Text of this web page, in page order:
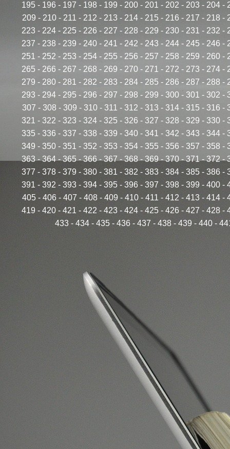
195 - 196 - 197 - 198 - 199 - 200 - 201 - 202 - 203 - 204 -
209 - 210- 211 - 212 - 213 - 214- 215- 216 - 217 - 218-
223 - 224 - 225 - 226 - 227 - 228 - 229 - 230 - 231 - 232 -
237 - 238 - 239 - 240 - 241 - 242 - 243 - 244 - 245 - 246 -
251 - 252 - 253 - 254 - 255 - 256 - 257 - 258 - 259 - 260 -
265 - 266 - 267 - 268 - 269 - 270 - 271 - 272 - 273 - 274 -
279 - 280 - 281 - 282 - 283 - 284 - 285 - 286 - 287 - 288 -
293 - 294 - 295 - 296 - 297 - 298 - 299 - 300 - 301 - 302 -
307 - 308 - 309 - 310- 311 - 312 - 313 - 314- 315 - 316 -
321 - 322 - 323 - 324 - 325 - 326 - 327 - 328 - 329 - 330 -
335 - 336 - 337 - 338 - 339 - 340 - 341 - 342 - 343 - 344 -
349 - 350 - 351 - 352 - 353 - 354 - 355 - 356 - 357 - 358 -
363-364-365-366-367-368-369-370-371-372-
377 - 378 - 379 - 380 - 381 - 382 - 383 - 384 - 385 - 386 -
391 - 392 - 393 - 394 - 395 - 396 - 397 - 398 - 399 - 400 -
405- 406 - 407 - 408- 409- 410- 411 - 412 - 413- 414-
419 - 420 - 421 - 422 - 423 - 424 - 425 - 426 - 427 - 428 -
433- 434- 435- 436- 437 - 438- 439- 440-